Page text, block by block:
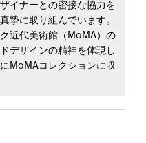
イナーとの密接な協力を
摯に取り組んでいます。
近代美術館（MoMA）の
デザインの精神を体現し
MoMAコレクションに収